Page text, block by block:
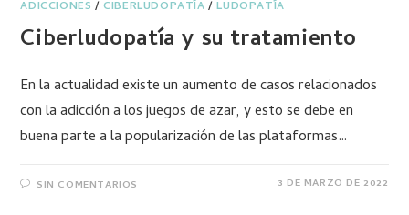
ADICCIONES /CIBERLUDOPATÍA /LUDOPATÍA
Ciberludopatía y su tratamiento
En la actualidad existe un aumento de casos relacionados
con la adicción a los juegos de azar, y esto se debe en
buena parte a la popularización de las plataformas…
SIN COMENTARIOS 3 DE MARZO DE 2022